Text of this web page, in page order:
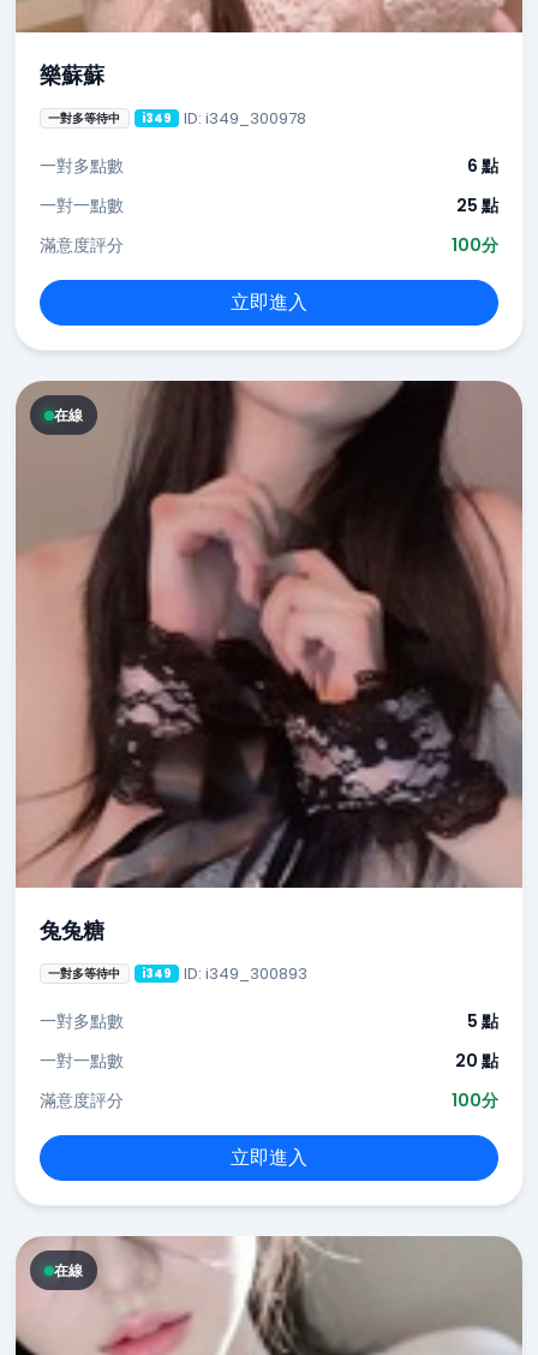
樂蘇蘇
一對多等待中 i349 ID: i349_300978
一對多點數
6 點
一對一點數
25 點
滿意度評分
100分
立即進入
在線
兔兔糖
一對多等待中 i349 ID: i349_300893
一對多點數
5 點
一對一點數
20 點
滿意度評分
100分
立即進入
在線